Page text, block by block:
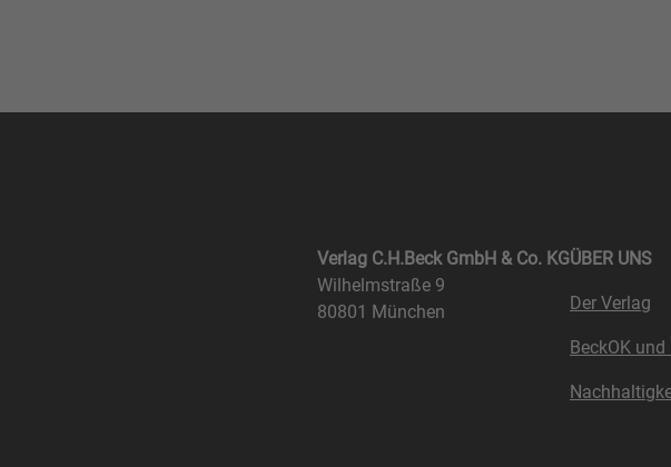
Verlag C.H.Beck GmbH & Co. KG
Wilhelmstraße 9
80801 München
ÜBER UNS
Der Verlag
BeckOK und